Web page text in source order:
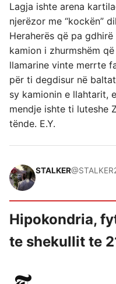
Lagja ishte arena
njerëzor me “kockën”
Heraherës që pa
kamion i zhurmshëm
llamarine vinte merrte
për ti degdisur në
sy kamionin e llahtarit,
mendje ishte ti luteshe
tënde. E.Y.
STALKER@STALKER
Hipokondria,
te shekullit te